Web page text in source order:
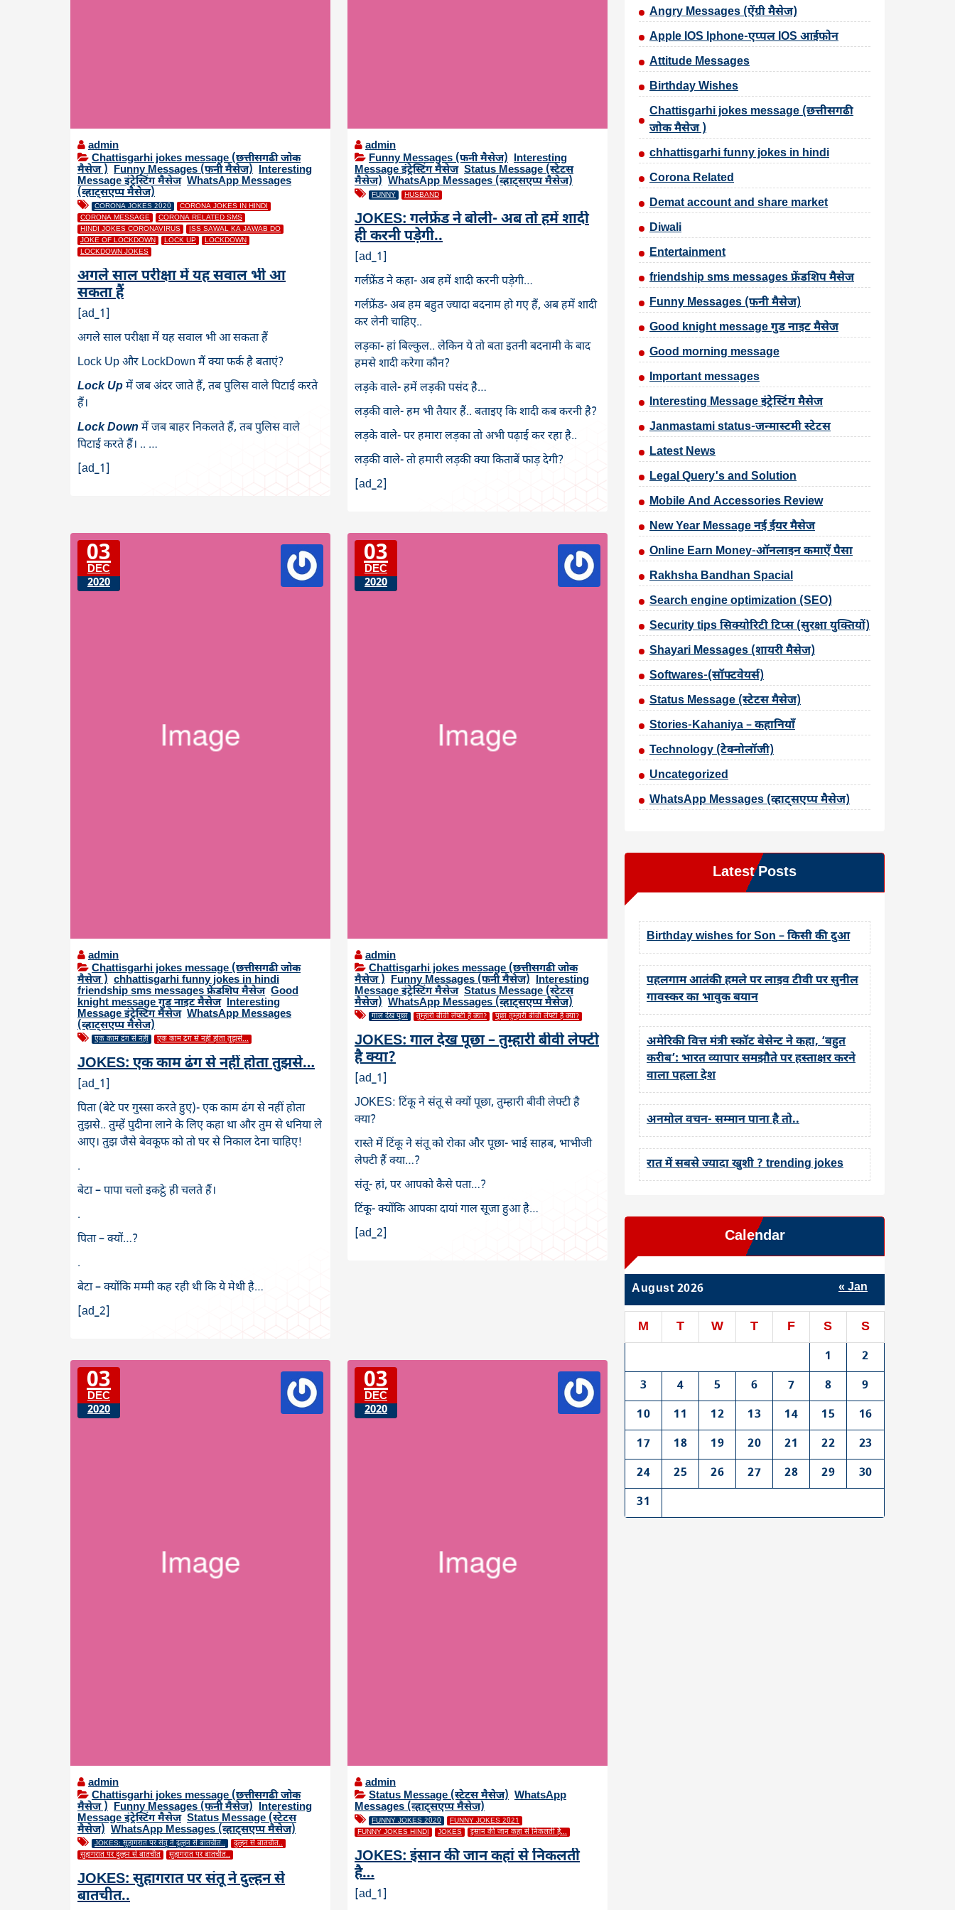
admin
Chattisgarhi jokes message (छत्तीसगढी जोक
मैसेज ) Funny Messages (फनी मैसेज) Interesting
Message इंट्रेस्टिंग मैसेज, WhatsApp Messages
(व्हाट्सएप्प मैसेज)
CORONA JOKES 2020
CORONA JOKES IN HINDI
CORONA MESSAGE
CORONA RELATED SMS
HINDI JOKES CORONAVIRUS
ISS SAWAL KA JAWAB DO
JOKE OF LOCKDOWN
LOCK UP
LOCKDOWN
LOCKDOWN JOKES
अगले साल परीक्षा में यह सवाल भी आ
सकता हैं
[ad_1]
अगले साल परीक्षा में यह सवाल भी आ सकता हैं
Lock Up और LockDown मैं क्या फर्क है बताएं?
Lock Upमें जब अंदर जाते हैं, तब पुलिस वाले पिटाई करते
हैं।
Lock Down में जब बाहर निकलते हैं, तब पुलिस वाले
पिटाई करते हैं। .. …
[ad_1]
admin
Funny Messages (फनी मैसेज) Interesting
Message इंट्रेस्टिंग मैसेज, Status Message (स्टेटस
मैसेज) WhatsApp Messages (व्हाट्सएप्प मैसेज)
FUNNY HUSBAND
JOKES: गर्लफ्रेंड ने बोली- अब तो हमें शादी
ही करनी पड़ेगी..
[ad_1]
गर्लफ्रेंड ने कहा- अब हमें शादी करनी पड़ेगी…
गर्लफ्रेंड- अब हम बहुत ज्यादा बदनाम हो गए हैं, अब हमें शादी
कर लेनी चाहिए..
लड़का- हां बिल्कुल.. लेकिन ये तो बता इतनी बदनामी के बाद
हमसे शादी करेगा कौन?
लड़के वाले- हमें लड़की पसंद है…
लड़की वाले- हम भी तैयार हैं.. बताइए कि शादी कब करनी है?
लड़के वाले- पर हमारा लड़का तो अभी पढ़ाई कर रहा है..
लड़की वाले- तो हमारी लड़की क्या कि‍ताबें फाड़ देगी?
[ad_2]
03
DEC
2020
admin
Chattisgarhi jokes message (छत्तीसगढी जोक
मैसेज ) chhattisgarhi funny jokes in hindi
friendship sms messages फ्रेंडशिप मैसेज, Good
knight message गुड नाइट मैसेज, Interesting
Message इंट्रेस्टिंग मैसेज, WhatsApp Messages
(व्हाट्सएप्प मैसेज)
एक काम ढंग से नहीं एक काम ढंग से नहीं होता तुझसे...
JOKES: एक काम ढंग से नहीं होता तुझसे…
[ad_1]
पिता (बेटे पर गुस्सा करते हुए)- एक काम ढंग से नहीं होता
तुझसे.. तुम्हें पुदीना लाने के लिए कहा था और तुम से धनिया ले
आए। तुझ जैसे बेवकूफ को तो घर से निकाल देना चाहिए!
.
बेटा – पापा चलो इकट्ठे ही चलते हैं।
.
पिता – क्यों…?
.
बेटा – क्योंकि मम्मी कह रही थी कि ये मेथी है…
[ad_2]
03
DEC
2020
admin
Chattisgarhi jokes message (छत्तीसगढी जोक
मैसेज ) Funny Messages (फनी मैसेज) Interesting
Message इंट्रेस्टिंग मैसेज, Status Message (स्टेटस
मैसेज) WhatsApp Messages (व्हाट्सएप्प मैसेज)
गाल देख पूछा तुम्हारी बीवी लेफ्टी है क्या? पूछा तुम्हारी बीवी लेफ्टी है क्या?
JOKES: गाल देख पूछा – तुम्हारी बीवी लेफ्टी
है क्या?
[ad_1]
JOKES: टिंकू ने संतू से क्यों पूछा, तुम्हारी बीवी लेफ्टी है
क्या?
रास्ते में टिंकू ने संतू को रोका और पूछा- भाई साहब, भाभीजी
लेफ्टी हैं क्या…?
संतू- हां, पर आपको कैसे पता…?
टिंकू- क्योंकि आपका दायां गाल सूजा हुआ है…
[ad_2]
03
DEC
2020
admin
Chattisgarhi jokes message (छत्तीसगढी जोक
मैसेज ) Funny Messages (फनी मैसेज) Interesting
Message इंट्रेस्टिंग मैसेज, Status Message (स्टेटस
मैसेज) WhatsApp Messages (व्हाट्सएप्प मैसेज)
JOKES: सुहागरात पर संतू ने दुल्हन से बातचीत..
दुल्हन से बातचीत..
सुहागरात पर दुल्हन से बातचीत
सुहागरात पर बातचीत..
JOKES: सुहागरात पर संतू ने दुल्हन से
बातचीत..
03
DEC
2020
admin
Status Message (स्टेटस मैसेज) WhatsApp
Messages (व्हाट्सएप्प मैसेज)
FUNNY JOKES 2020
FUNNY JOKES 2021
FUNNY JOKES HINDI
JOKES इंसान की जान कहां से निकलती है...
JOKES: इंसान की जान कहां से निकलती
है…
[ad_1]
Angry Messages (ऐंग्री मैसेज)
Apple IOS Iphone-एप्पल IOS आईफोन
Attitude Messages
Birthday Wishes
Chattisgarhi jokes message (छत्तीसगढी
जोक मैसेज )
chhattisgarhi funny jokes in hindi
Corona Related
Demat account and share market
Diwali
Entertainment
friendship sms messages फ्रेंडशिप मैसेज
Funny Messages (फनी मैसेज)
Good knight message गुड नाइट मैसेज
Good morning message
Important messages
Interesting Message इंट्रेस्टिंग मैसेज
Janmastami status-जन्मास्टमी स्टेटस
Latest News
Legal Query's and Solution
Mobile And Accessories Review
New Year Message नई ईयर मैसेज
Online Earn Money-ऑनलाइन कमाएँ पैसा
Rakhsha Bandhan Spacial
Search engine optimization (SEO)
Security tips सिक्योरिटी टिप्स (सुरक्षा युक्तियों)
Shayari Messages (शायरी मैसेज)
Softwares-(सॉफ्टवेयर्स)
Status Message (स्टेटस मैसेज)
Stories-Kahaniya – कहानियाँ
Technology (टेक्नोलॉजी)
Uncategorized
WhatsApp Messages (व्हाट्सएप्प मैसेज)
Latest Posts
Birthday wishes for Son – किसी की दुआ
पहलगाम आतंकी हमले पर लाइव टीवी पर सुनील
गावस्कर का भावुक बयान
अमेरिकी वित्त मंत्री स्कॉट बेसेन्ट ने कहा, ‘बहुत
करीब’: भारत व्यापार समझौते पर हस्ताक्षर करने
वाला पहला देश
अनमोल वचन- सम्मान पाना है तो..
रात में सबसे ज्यादा खुशी ? trending jokes
Calendar
August 2026
M T W T F S S
1
2
3
4 5 6 7 8
9
10
11 12 13 14 15
16
17
18 19 20 21 22
23
24
25 26 27 28 29
30
31
« Jan